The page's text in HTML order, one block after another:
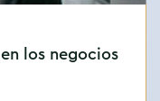
los negocios